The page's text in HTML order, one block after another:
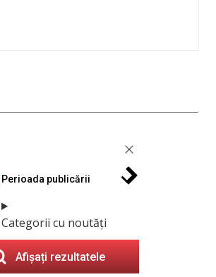
Perioada publicării
Categorii cu noutăți
Afișați rezultatele